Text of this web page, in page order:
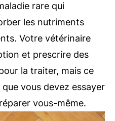
rare qui
les nutriments
Votre vétérinaire
et prescrire des
la traiter, mais ce
que vous devez essayer
vous-même.